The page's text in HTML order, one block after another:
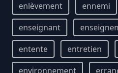
enlèvement
ennemi
enseignant
entente
entretien
environnement